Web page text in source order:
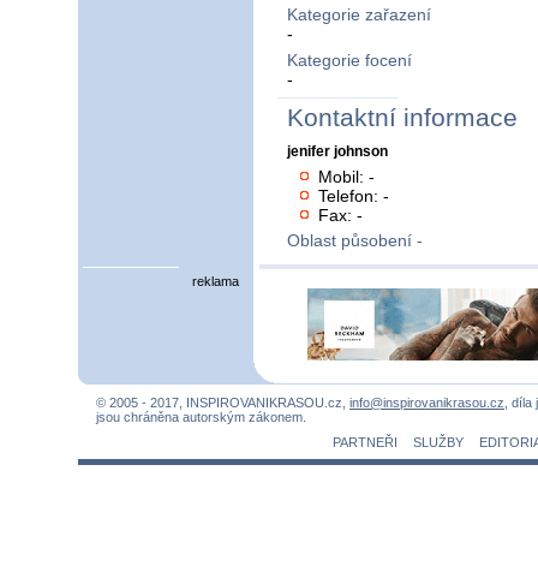
Kategorie zařazení
-
Kategorie focení
-
Kontaktní informace
jenifer johnson
Mobil: -
Telefon: -
Fax: -
Oblast působení -
reklama
© 2005 - 2017, INSPIROVANIKRASOU.cz, info@inspirovanikrasou.cz ,
jsou chráněna autorským zákonem.
PARTNEŘI
SLUŽBY